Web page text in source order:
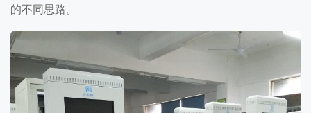
的不同思路。